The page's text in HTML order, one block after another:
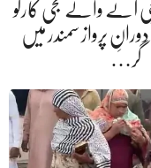
آنے والے نجی کارگو
پرواز سمندر میں
گر…